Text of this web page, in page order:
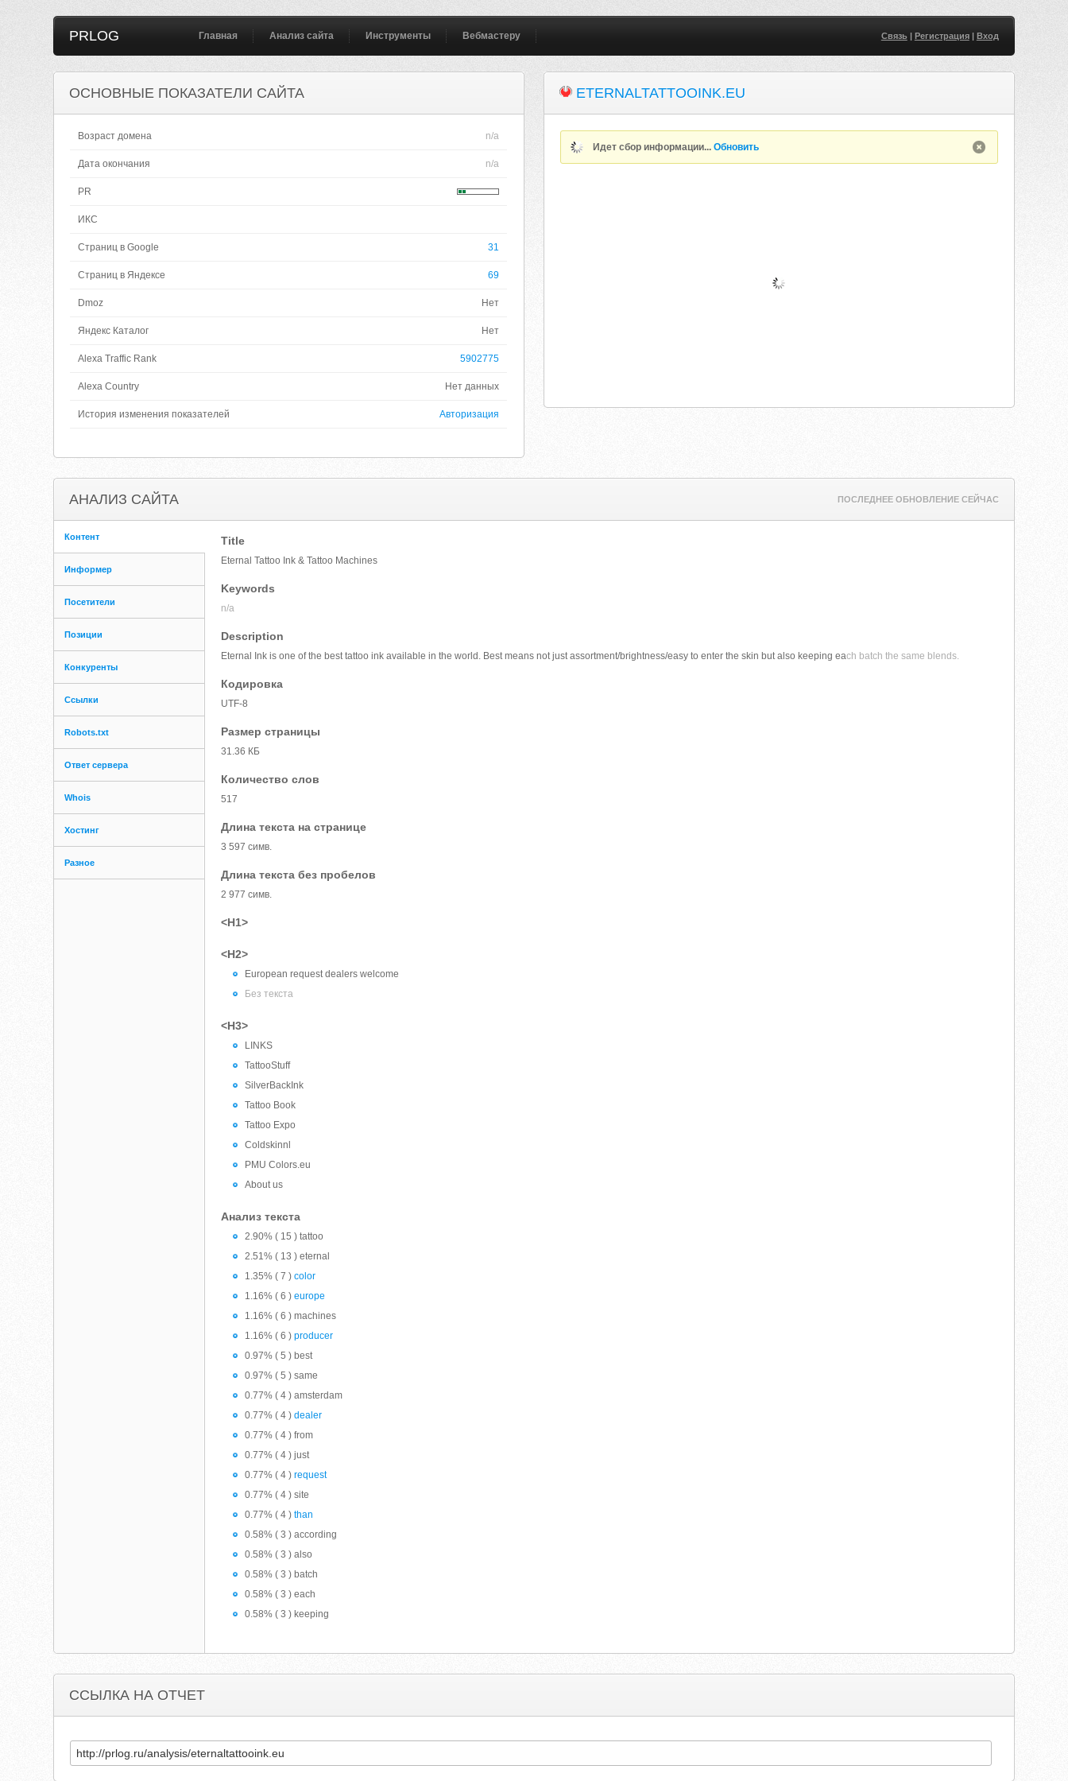
PRLOG Главная Анализ сайта Инструменты Вебмастеру Связь| Регистрация| Вход
ОСНОВНЫЕ ПОКАЗАТЕЛИ САЙТА
Возраст домена n/a
Дата окончания n/a
PR
ИКС
Страниц в Google 31
Страниц в Яндексе 69
Dmoz Нет
Яндекс Каталог Нет
Alexa Traffic Rank 5902775
Alexa Country Нет данных
История изменения показателей Авторизация
ETERNALTATTOOINK.EU
Идет сбор информации...Обновить
АНАЛИЗ САЙТА ПОСЛЕДНЕЕ ОБНОВЛЕНИЕ СЕЙЧАС
Контент
Информер
Посетители
Позиции
Конкуренты
Ссылки
Robots.txt
Ответ сервера
Whois
Хостинг
Разное
Title
Eternal Tattoo Ink & Tattoo Machines
Keywords
n/a
Description
Eternal Ink is one of the best tattoo ink available in the world. Best means not just assortment/brightness/easy to enter the skin but also keeping each batch the same blends.
Кодировка
UTF-8
Размер страницы
31.36 КБ
Количество слов
517
Длина текста на странице
3 597 симв.
Длина текста без пробелов
2 977 симв.
<H1>
<H2>
European request dealers welcome
Без текста
<H3>
LINKS
TattooStuff
SilverBackInk
Tattoo Book
Tattoo Expo
Coldskinnl
PMU Colors.eu
About us
Анализ текста
2.90% ( 15 ) tattoo
2.51% ( 13 ) eternal
1.35% ( 7 )color
1.16% ( 6 )europe
1.16% ( 6 ) machines
1.16% ( 6 )producer
0.97% ( 5 ) best
0.97% ( 5 ) same
0.77% ( 4 ) amsterdam
0.77% ( 4 )dealer
0.77% ( 4 ) from
0.77% ( 4 ) just
0.77% ( 4 )request
0.77% ( 4 ) site
0.77% ( 4 )than
0.58% ( 3 ) according
0.58% ( 3 ) also
0.58% ( 3 ) batch
0.58% ( 3 ) each
0.58% ( 3 ) keeping
ССЫЛКА НА ОТЧЕТ